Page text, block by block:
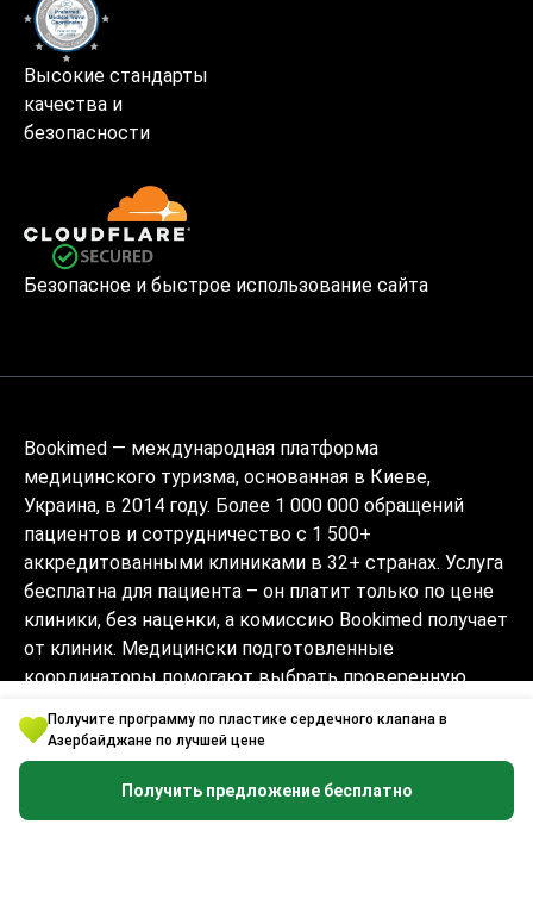
Получите программу по пластике сердечного клапана в
Азербайджане по лучшей цене
Получить предложение бесплатно
Высокие стандарты
качества и
безопасности
Безопасное и быстрое использование сайта
Bookimed — международная платформа
медицинского туризма, основанная в Киеве,
Украина, в 2014 году. Более 1 000 000 обращений
пациентов и сотрудничество с 1 500+
аккредитованными клиниками в 32+ странах. Услуга
бесплатна для пациента – он платит только по цене
клиники, без наценки, а комиссию Bookimed получает
от клиник. Медицински подготовленные
координаторы помогают выбрать проверенную
на 10+ языках. Платформа имеет аккредитацию
Global Healthcare Accreditation, ранее была
сертифицирована Temos (2024–2025). Рейтинг 4.6 на
Trustpilot и 4.4 на Google Reviews.